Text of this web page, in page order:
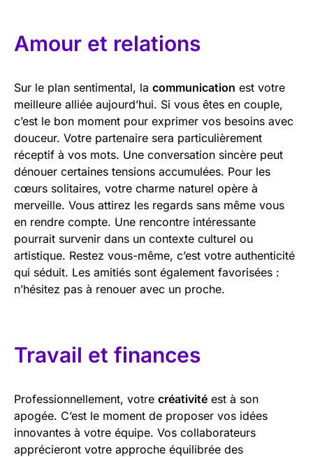
Amour et relations
Sur le plan sentimental, la communication est votre
meilleure alliée aujourd’hui. Si vous êtes en couple,
c’est le bon moment pour exprimer vos besoins avec
douceur. Votre partenaire sera particulièrement
réceptif à vos mots. Une conversation sincère peut
dénouer certaines tensions accumulées. Pour les
cœurs solitaires, votre charme naturel opère à
merveille. Vous attirez les regards sans même vous
en rendre compte. Une rencontre intéressante
pourrait survenir dans un contexte culturel ou
artistique. Restez vous-même, c’est votre authenticité
qui séduit. Les amitiés sont également favorisées :
n’hésitez pas à renouer avec un proche.
Travail et finances
Professionnellement, votre créativité est à son
apogée. C’est le moment de proposer vos idées
innovantes à votre équipe. Vos collaborateurs
apprécieront votre approche équilibrée des